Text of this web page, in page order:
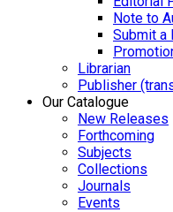
Note to
Submit a
Librarian
Publisher
Our Catalogue
New Releases
Forthcoming
Subjects
Collections
Journals
Events